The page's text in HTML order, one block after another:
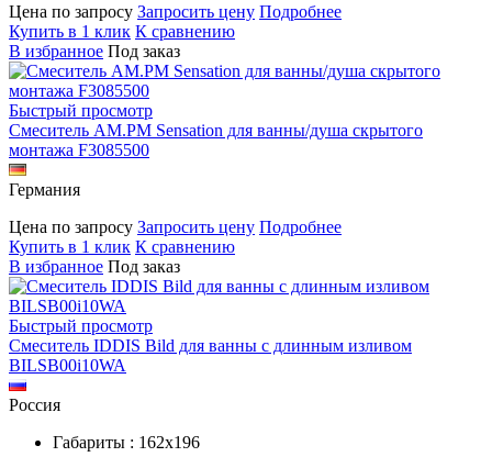
Цена по запросу Запросить цену Подробнее
Купить в 1 клик К сравнению
В избранное Под заказ
Быстрый просмотр
Смеситель AM.PM Sensation для ванны/душа скрытого
монтажа F3085500
Германия
Цена по запросу Запросить цену Подробнее
Купить в 1 клик К сравнению
В избранное Под заказ
Быстрый просмотр
Смеситель IDDIS Bild для ванны с длинным изливом
BILSB00i10WA
Россия
Габариты : 162х196